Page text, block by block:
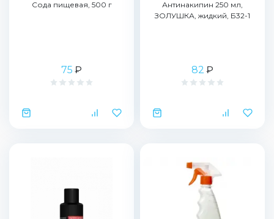
Сода пищевая, 500 г
75 ₽
Антинакипин 250 мл,
ЗОЛУШКА, жидкий, Б32-1
82 ₽